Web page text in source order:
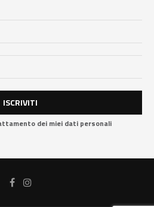
dei miei dati personali